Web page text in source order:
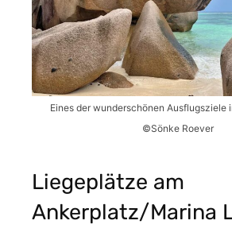
Eines der wunderschönen Ausflugsziele
©Sönke Roever
Liegeplätze am
Ankerplatz/Marina